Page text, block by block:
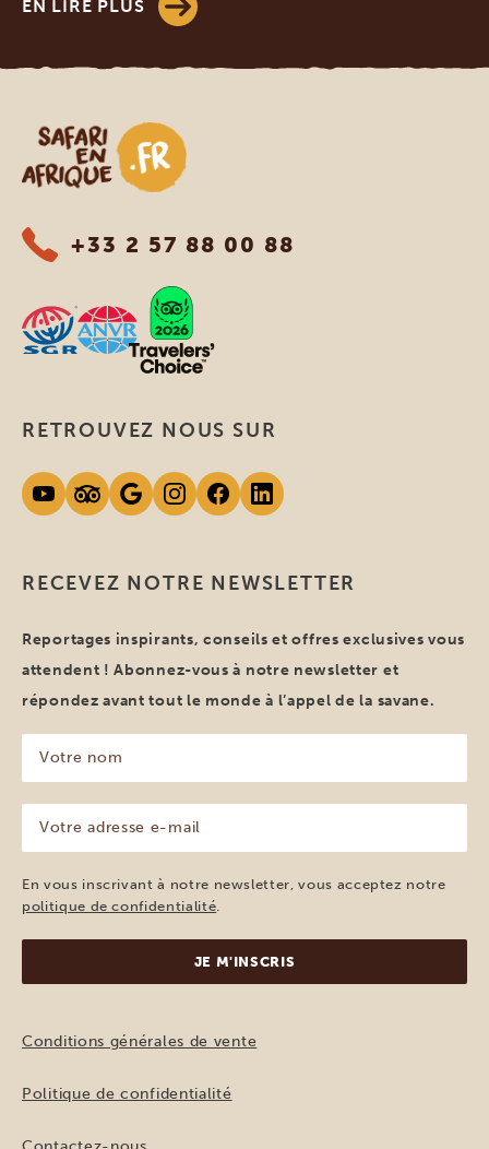
EN LIRE PLUS
Safari en Afrique
+33 2 57 88 00 88
RECEVEZ NOTRE NEWSLETTER
Reportages inspirants, conseils et offres exclusives vous
attendent ! Abonnez-vous à notre newsletter et
répondez avant tout le monde à l’appel de la savane.
nom
(Nécessaire)
adresse
e-
mail
(Nécessaire)
En vous inscrivant à notre newsletter, vous acceptez notre
politique de confidentialité.
RETROUVEZ NOUS SUR
Conditions générales de vente
Politique de confidentialité